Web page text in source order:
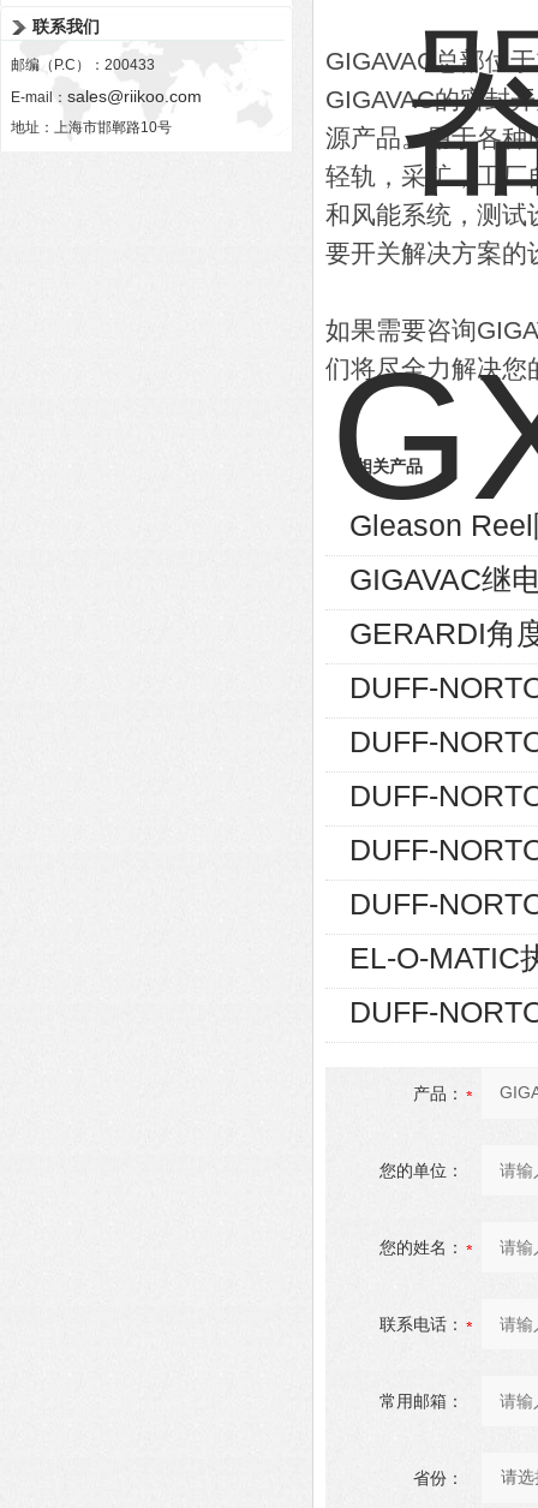
联系我们
邮编（P.C）：200433
E-mail： sales@riikoo.com
地址：上海市邯郸路10号
GIGAVAC总部位
GIGAVAC的密封
源产品。用于各种
轻轨，采矿，工厂
和风能系统，测试
要开关解决方案的
如果需要咨询
们将尽全力解决您
相关产品
Gleason
GIGAVAC继
GERARDI角
DUFF-
DUFF-
DUFF-
DUFF-
DUFF-
EL-O-MATIC
DUFF-
产品：
您的单位：
您的姓名：
联系电话：
常用邮箱：
省份：